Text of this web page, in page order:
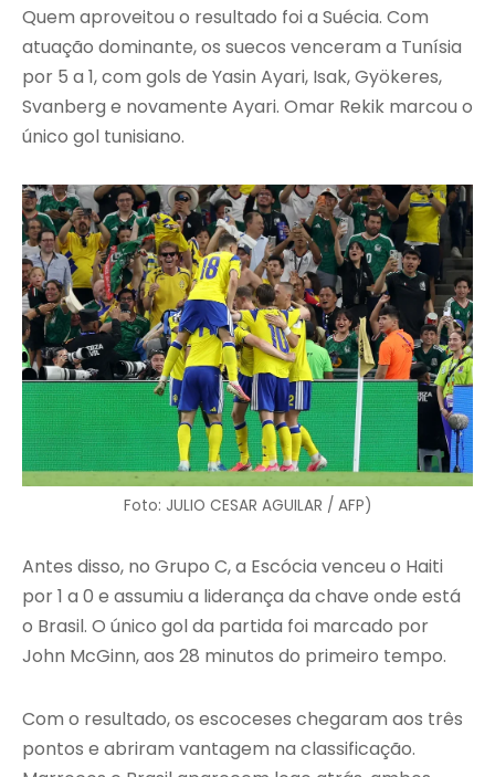
Quem aproveitou o resultado foi a Suécia. Com
atuação dominante, os suecos venceram a Tunísia
por 5 a 1, com gols de Yasin Ayari, Isak, Gyökeres,
Svanberg e novamente Ayari. Omar Rekik marcou o
único gol tunisiano.
Foto: JULIO CESAR AGUILAR / AFP)
Antes disso, no Grupo C, a Escócia venceu o Haiti
por 1 a 0 e assumiu a liderança da chave onde está
o Brasil. O único gol da partida foi marcado por
John McGinn, aos 28 minutos do primeiro tempo.
Com o resultado, os escoceses chegaram aos três
pontos e abriram vantagem na classificação.